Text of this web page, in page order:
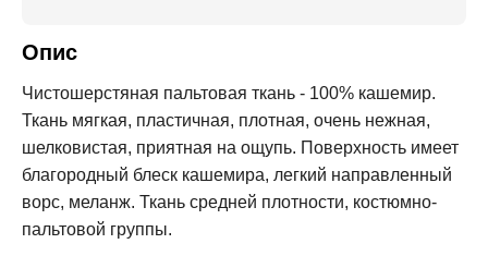
Опис
Чистошерстяная пальтовая ткань - 100% кашемир.
Ткань мягкая, пластичная, плотная, очень нежная,
шелковистая, приятная на ощупь. Поверхность имеет
благородный блеск кашемира, легкий направленный
ворс, меланж. Ткань средней плотности, костюмно-
пальтовой группы.